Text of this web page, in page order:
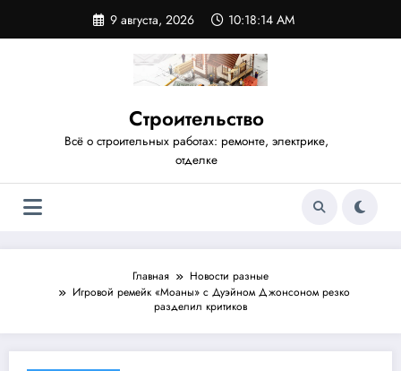
содержимому
9 августа, 2026 10:18:15 AM
Строительство
Всё о строительных работах: ремонте, электрике,
отделке
Главная
Новости разные
Игровой ремейк «Моаны» с Дуэйном Джонсоном резко
разделил критиков